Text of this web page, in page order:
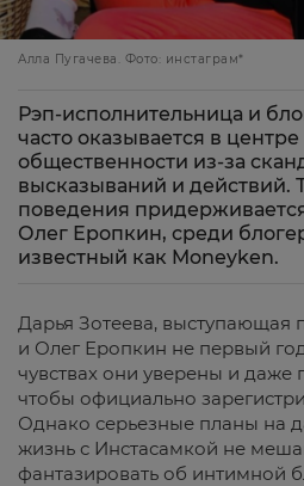
Алла Пугачева. Фото: инстаграм*
Рэп-исполнительница и
часто оказывается в
общественности из-за
высказываний и действий.
поведения
Олег Еропкин, среди
известный как Moneyken.
Дарья Зотеева, выступающая
и Олег Еропкин не первый
чувствах они уверены и
чтобы официально
Однако серьезные планы на
жизнь с Инстасамкой не
фантазировать об интимной